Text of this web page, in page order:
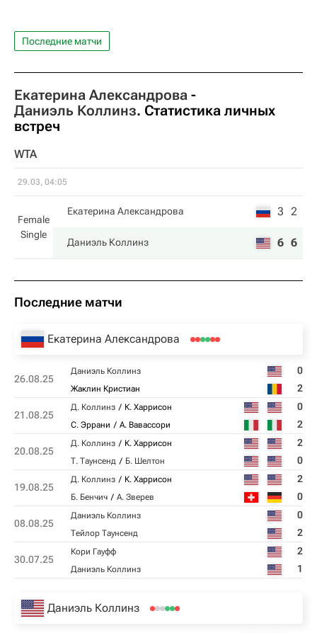
Последние матчи
Екатерина Александрова -
Даниэль Коллинз. Статистика личных
встреч
WTA
29.03, 04:05
Female
Single
Екатерина Александрова 3 2
Даниэль Коллинз 6 6
Последние матчи
Екатерина Александрова
26.08.25
Даниэль Коллинз 0
Жаклин Кристиан 2
21.08.25
Д. Коллинз К. Харрисон 0
С. Эррани А. Вавассори 2
20.08.25
Д. Коллинз К. Харрисон 2
Т. Таунсенд Б. Шелтон 0
19.08.25
Д. Коллинз К. Харрисон 2
Б. Бенчич А. Зверев 0
08.08.25
Даниэль Коллинз 0
Тейлор Таунсенд 2
30.07.25
Кори Гауфф 2
Даниэль Коллинз 1
Даниэль Коллинз